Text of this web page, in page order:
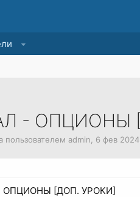
- ОПЦИОНЫ
пользователем admin 6 фев 2024
[ДОП. УРОКИ]